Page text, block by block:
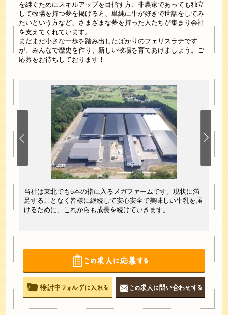
を継ぐためにスキルアップを目指す方、非農家であっても独立
して牧場を持つ夢を掲げる方、単純に牛が好きで世話をしてみ
たいという方など、さまざまな夢を持った人たちが集まり会社
を支えてくれています。
まだまだ小さな一歩を踏み出したばかりのフェリスラテです
が、みんなで歴史を作り、新しい牧場を育てあげましょう。ご
応募をお待ちしております！
い
り
当社は東北でも5本の指に入るメガファームです。現状に満
足することなく皆様に継続して安心安全で美味しい牛乳を届
けるために、これからも成長を続けていきます。
40
1日
導
目